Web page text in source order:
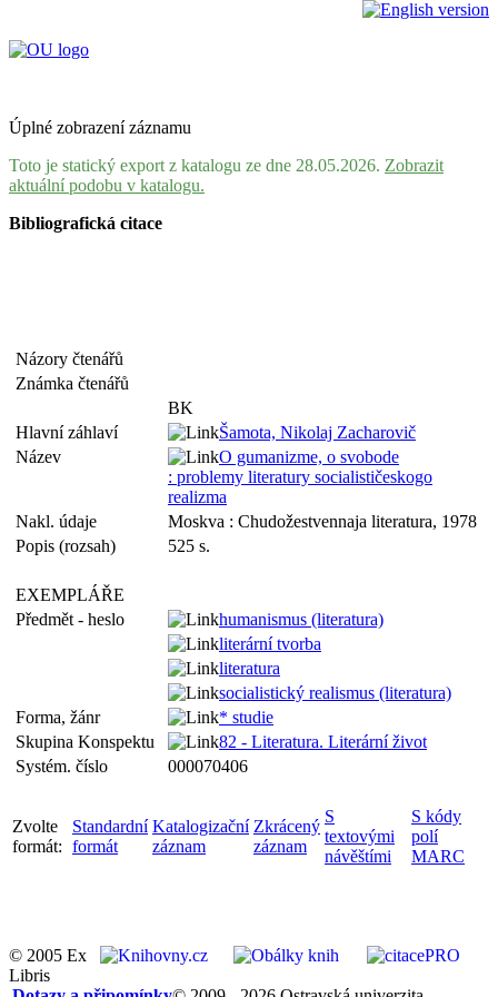
Úplné zobrazení záznamu
Toto je statický export z katalogu ze dne 28.05.2026. Zobrazit
aktuální podobu v katalogu.
Bibliografická citace
Názory čtenářů
Známka čtenářů
BK
Hlavní záhlaví
Šamota, Nikolaj Zacharovič
Název
O gumanizme, o svobode
: problemy literatury socialističeskogo
realizma
Nakl. údaje
Moskva : Chudožestvennaja literatura, 1978
Popis (rozsah)
525 s.
EXEMPLÁŘE
Předmět - heslo
humanismus (literatura)
literární tvorba
literatura
socialistický realismus (literatura)
Forma, žánr
* studie
Skupina Konspektu
82 - Literatura. Literární život
Systém. číslo
000070406
Zvolte
formát:
Standardní
formát
Katalogizační
záznam
Zkrácený
záznam
S
textovými
návěštími
S kódy
polí
MARC
© 2005 Ex
Libris